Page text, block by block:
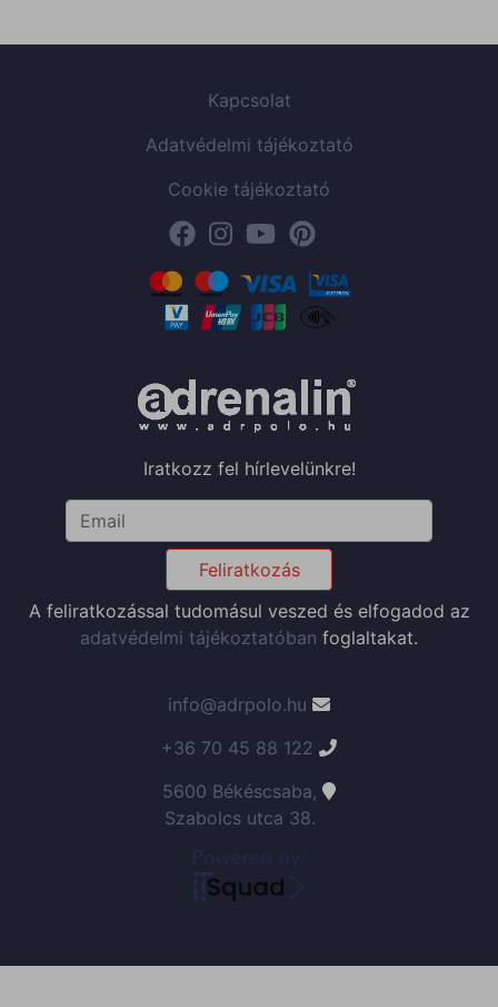
Kapcsolat
Adatvédelmi tájékoztató
Cookie tájékoztató
Iratkozz fel hírlevelünkre!
Feliratkozás
A feliratkozással tudomásul veszed és elfogadod az
adatvédelmi tájékoztatóban foglaltakat.
info@adrpolo.hu
+36 70 45 88 122
5600 Békéscsaba,
Szabolcs utca 38.